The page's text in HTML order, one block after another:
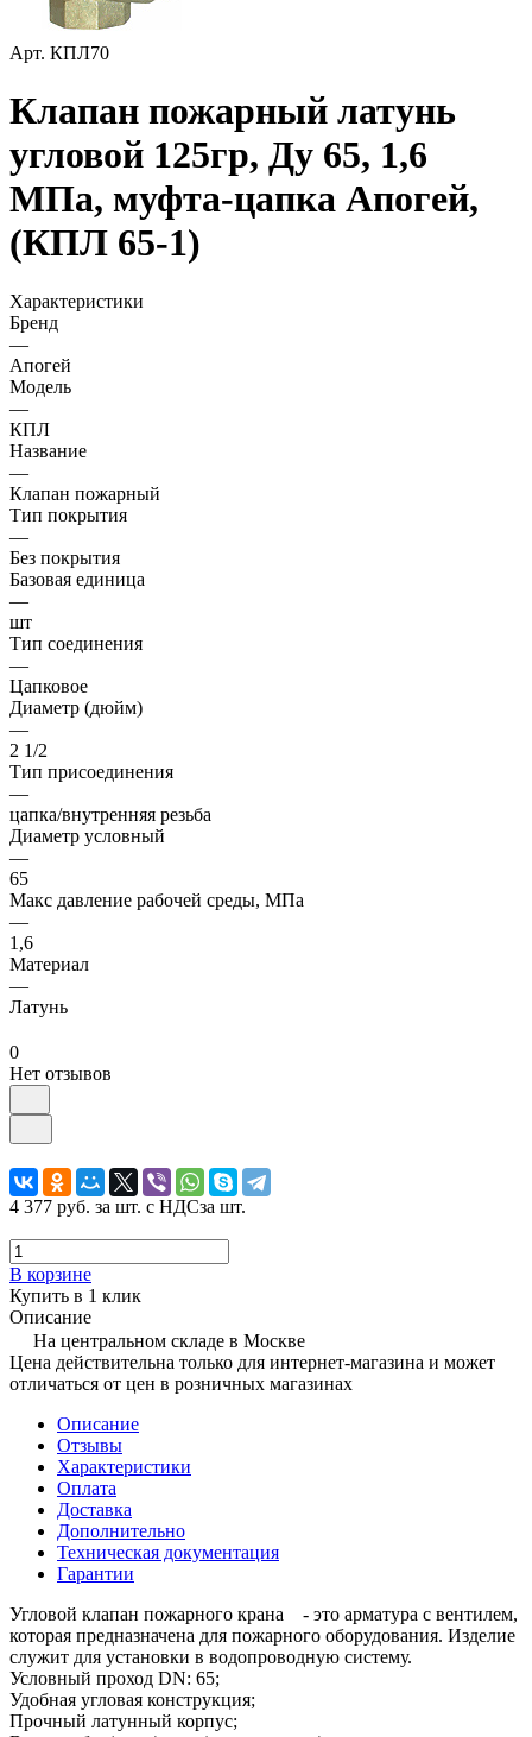
Арт. КПЛ70
Клапан пожарный латунь
угловой 125гр, Ду 65, 1,6
МПа, муфта-цапка Апогей,
(КПЛ 65-1)
Характеристики
Бренд
—
Апогей
Модель
—
КПЛ
Название
—
Клапан пожарный
Тип покрытия
—
Без покрытия
Базовая единица
—
шт
Тип соединения
—
Цапковое
Диаметр (дюйм)
—
2 1/2
Тип присоединения
—
цапка/внутренняя резьба
Диаметр условный
—
65
Макс давление рабочей среды, МПа
—
1,6
Материал
—
Латунь
0
Нет отзывов
4 377 руб. за шт. с НДСза шт.
В корзине
Купить в 1 клик
Описание
На центральном складе в Москве
Цена действительна только для интернет-магазина и может
отличаться от цен в розничных магазинах
Описание
Отзывы
Характеристики
Оплата
Доставка
Дополнительно
Техническая документация
Гарантии
Угловой клапан пожарного крана - это арматура с вентилем,
которая предназначена для пожарного оборудования. Изделие
служит для установки в водопроводную систему.
Условный проход DN: 65;
Удобная угловая конструкция;
Прочный латунный корпус;